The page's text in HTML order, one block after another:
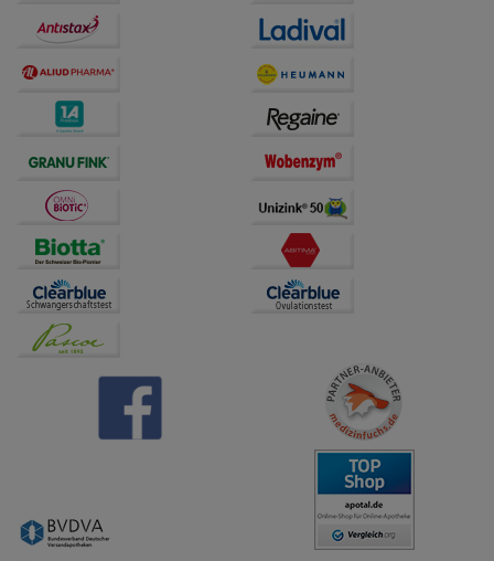
Informationen über die Art und Weise der Nutzung
unserer Website sammeln, mit deren Hilfe wir unsere
Website weiter für Sie optimieren können, den Inhalt
auf unserer Website aber auch die Werbung auf
Drittseiten möglichst relevant für Sie zu gestalten.
Bitte beachten Sie, dass Daten hierfür teilweise an
übertragen werden.